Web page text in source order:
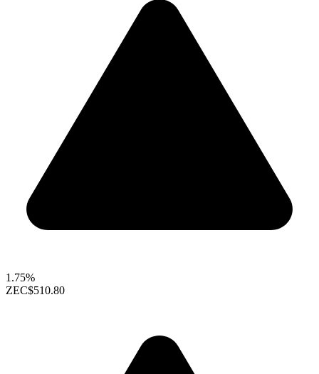
1.75%
ZEC$510.80